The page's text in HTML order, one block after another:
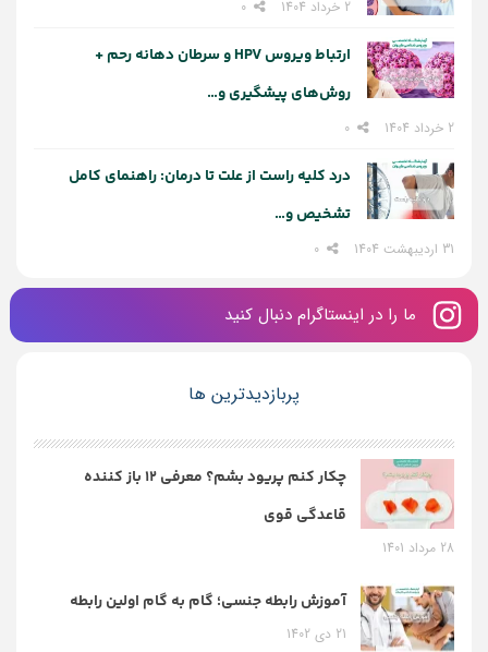
2 خرداد 1404
ارتباط ویروس HPV و سرطان دهانه رحم +
روش‌های پیشگیری و…
2 خرداد 1404
درد کلیه راست از علت تا درمان: راهنمای کامل
تشخیص و…
31 اردیبهشت 1404
ما را در اینستاگرام دنبال کنید
پربازدیدترین ها
چکار کنم پریود بشم؟ معرفی 12 باز کننده
قاعدگی قوی
28 مرداد 1401
آموزش رابطه جنسی؛ گام به گام اولین رابطه
21 دی 1402